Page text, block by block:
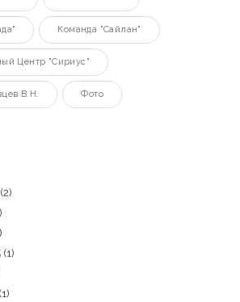
Команда "Сайлан"
Центр "Сириус"
В.Н. Фото
(2)
(1)
(1)